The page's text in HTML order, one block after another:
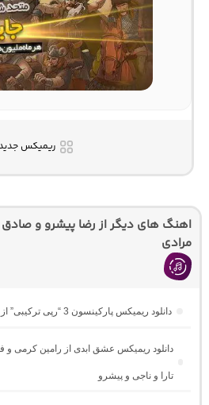
ریمیکس
اهنگ های دیگر از رضا پیشرو و صادق
مرادی
دانلود ریمیکس پارکینسون 3 “رپی ترکیبی” از اس اچ
دانلود ریمیکس عشق ابدی از رامین کرمی و
تارا و ناجی و پیشرو